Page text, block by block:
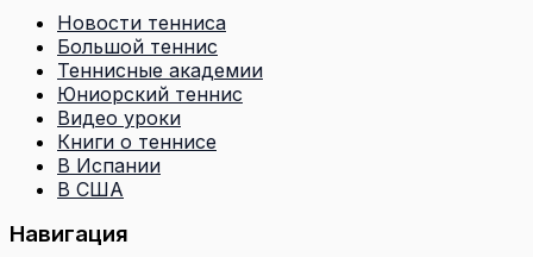
Новости тенниса
Большой теннис
Теннисные академии
Юниорский теннис
Видео уроки
Книги о теннисе
В Испании
В США
Навигация